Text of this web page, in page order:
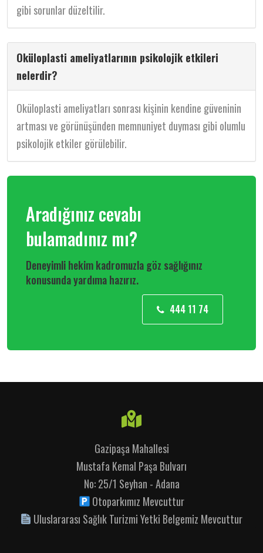
gibi sorunlar düzeltilir.
Oküloplasti ameliyatlarının psikolojik etkileri
nelerdir?
Oküloplasti ameliyatları sonrası kişinin kendine güveninin
artması ve görünüşünden memnuniyet duyması gibi olumlu
psikolojik etkiler görülebilir.
Aradığınız cevabı
bulamadınız mı?
Deneyimli hekim kadromuzla göz sağlığınız
konusunda yardıma hazırız.
444 11 74
Gazipaşa Mahallesi
Mustafa Kemal Paşa Bulvarı
No: 25/1 Seyhan - Adana
Otoparkımız Mevcuttur
Uluslararası Sağlık Turizmi Yetki Belgemiz Mevcuttur